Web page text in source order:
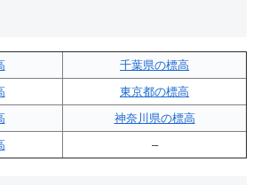
千葉県の標高
東京都の標高
神奈川県の標高
–